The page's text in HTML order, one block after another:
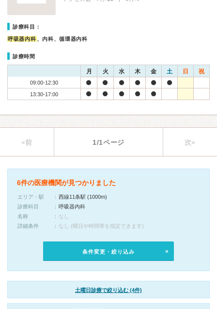
診療科目：
呼吸器内科 、内科、循環器内科
診療時間
月 火 水 木 金 土 日 祝
09:00-12:30
13:30-17:00
«前 1/1ページ 次»
6件の医療機関が見つかりました
エリア・駅
西線11条駅 (1000m)
診療科目
呼吸器内科
名称
なし
詳細条件
なし (曜日や時間帯を指定できます)
条件変更・絞り込み
土曜日診療で絞り込む (4件)